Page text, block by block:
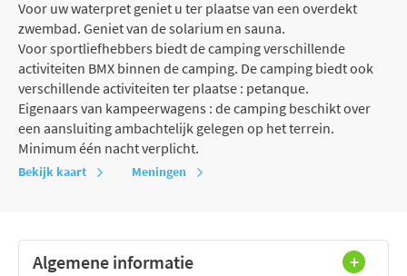
Voor uw waterpret geniet u ter plaatse van een overdekt
zwembad. Geniet van de solarium en sauna.
Voor sportliefhebbers biedt de camping verschillende
activiteiten BMX binnen de camping. De camping biedt ook
verschillende activiteiten ter plaatse : petanque.
Eigenaars van kampeerwagens : de camping beschikt over
een aansluiting ambachtelijk gelegen op het terrein.
Minimum één nacht verplicht.
Bekijk kaart Meningen
Algemene informatie